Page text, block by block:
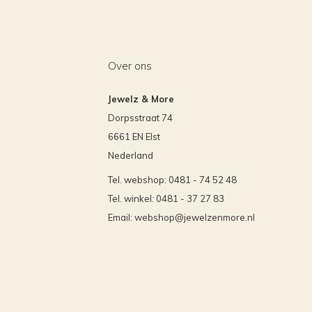
Over ons
Jewelz & More
Dorpsstraat 74
6661 EN Elst
Nederland
Tel. webshop: 0481 - 74 52 48
Tel. winkel: 0481 - 37 27 83
Email: webshop@jewelzenmore.nl